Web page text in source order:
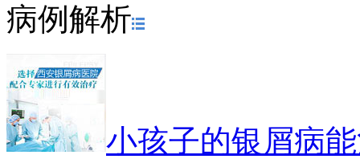
病例解析
小孩子的银屑病